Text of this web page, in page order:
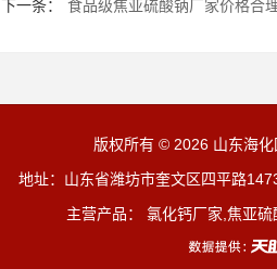
下一条：
食品级焦亚硫酸钠厂家价格合
版权所有 © 2026 山东海化
地址：山东省潍坊市奎文区四平路
主营产品： 氯化钙厂家,焦亚